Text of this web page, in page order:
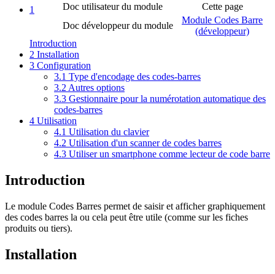
Doc utilisateur du module
Cette page
Doc développeur du module
Module Codes Barre
(développeur)
1
Introduction
2 Installation
3 Configuration
3.1 Type d'encodage des codes-barres
3.2 Autres options
3.3 Gestionnaire pour la numérotation automatique des
codes-barres
4 Utilisation
4.1 Utilisation du clavier
4.2 Utilisation d'un scanner de codes barres
4.3 Utiliser un smartphone comme lecteur de code barre
Introduction
Le module Codes Barres permet de saisir et afficher graphiquement
des codes barres la ou cela peut être utile (comme sur les fiches
produits ou tiers).
Installation